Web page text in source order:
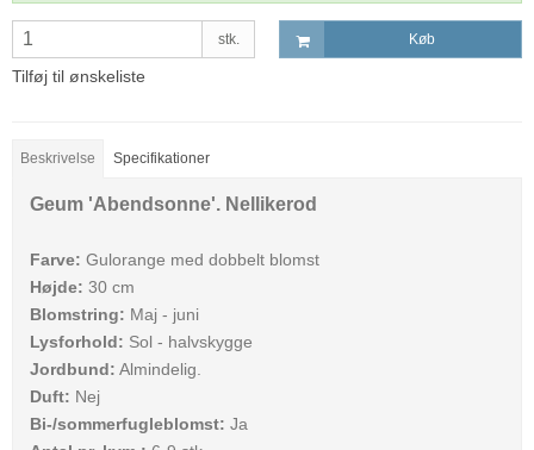
stk. Køb
Tilføj til ønskeliste
Beskrivelse Specifikationer
Geum 'Abendsonne'. Nellikerod
Farve: Gulorange med dobbelt blomst
Højde: 30 cm
Blomstring: Maj - juni
Lysforhold: Sol - halvskygge
Jordbund: Almindelig.
Duft: Nej
Bi-/sommerfugleblomst: Ja